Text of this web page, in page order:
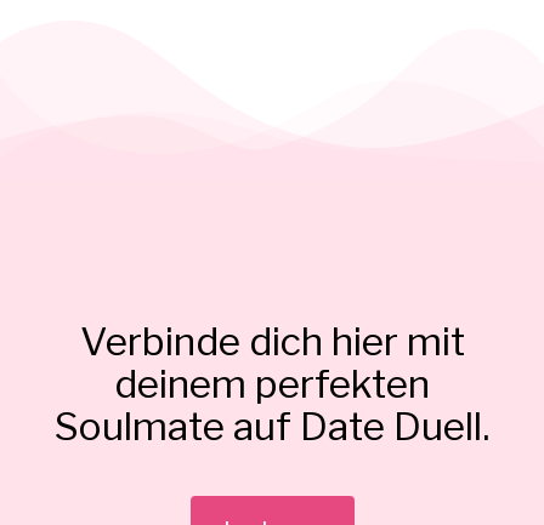
Verbinde dich hier mit
deinem perfekten
Soulmate auf Date Duell.